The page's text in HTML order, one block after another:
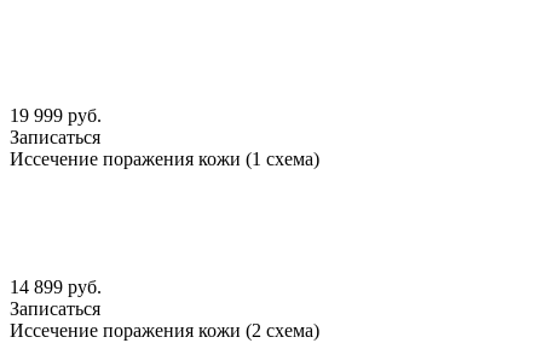
19 999 руб.
Записаться
Иссечение поражения кожи (1 схема)
14 899 руб.
Записаться
Иссечение поражения кожи (2 схема)